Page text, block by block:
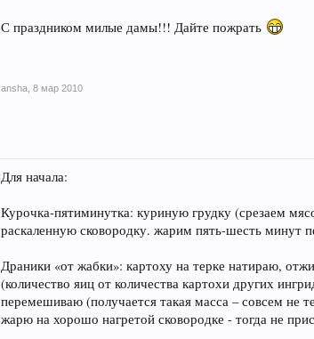
С праздником милые дамы!!! Дайте пожрать
ansha 8 мар 2010
Для начала:
Курочка-пятиминутка: куриную грудку (срезаем
раскаленную сковородку. жарим пять-шесть минут
Драники «от жабки»: картоху на терке натираю,
(количество яиц от количества картохи других
перемешиваю (получается такая масса – совсем не
жарю на хорошо нагретой сковородке - тогда не